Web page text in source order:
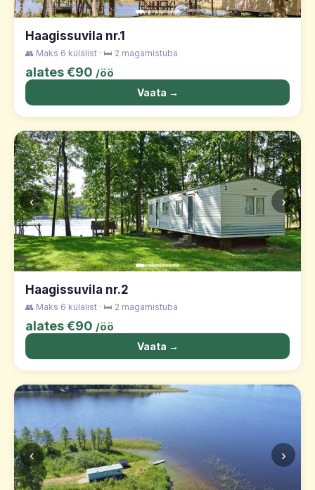
Haagissuvila nr.1
👥 Maks 6 külalist · 🛏️ 2 magamistuba
alates €90 /öö
Vaata →
‹ ›
Haagissuvila nr.2
👥 Maks 6 külalist · 🛏️ 2 magamistuba
alates €90 /öö
Vaata →
‹ ›